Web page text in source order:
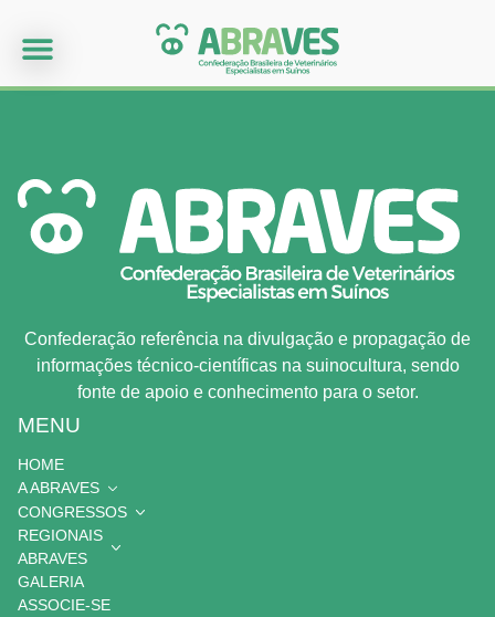
Confederação referência na divulgação e propagação de
informações técnico-científicas na suinocultura, sendo
fonte de apoio e conhecimento para o setor.
MENU
HOME
A ABRAVES
CONGRESSOS
REGIONAIS
ABRAVES
GALERIA
ASSOCIE-SE